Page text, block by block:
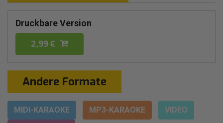
Druckbare Version
2,99 €
Andere Formate
MIDI-KARAOKE MP3-KARAOKE
VIDEO